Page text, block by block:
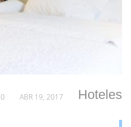
Hoteles
ABR 19, 2017
0